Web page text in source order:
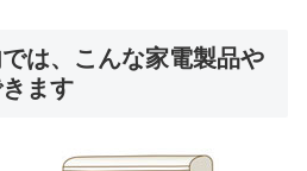
は、こんな家電製品や
ます